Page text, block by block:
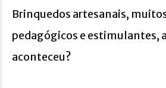
Brinquedos artesanais,
pedagógicos e estimulantes,
aconteceu?